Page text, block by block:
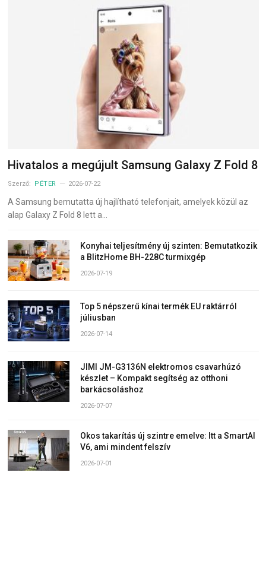
Hivatalos a megújult Samsung Galaxy Z Fold 8
Szerző: PÉTER 2026-07-22
A Samsung bemutatta új hajlítható telefonjait, amelyek közül az
alap Galaxy Z Fold 8 lett a…
Konyhai teljesítmény új szinten: Bemutatkozik
a BlitzHome BH-228C turmixgép
2026-07-19
Top 5 népszerű kínai termék EU raktárról
júliusban
2026-07-14
JIMI JM-G3136N elektromos csavarhúzó
készlet – Kompakt segítség az otthoni
barkácsoláshoz
2026-07-07
Okos takarítás új szintre emelve: Itt a SmartAI
V6, ami mindent felszív
2026-07-01